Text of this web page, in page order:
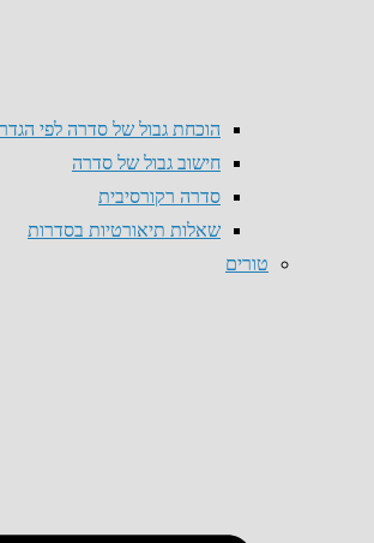
הוכחת גבול של סדרה לפי
חישוב גבול של סדרה
סדרה רקורסיבית
שאלות תיאורטיות בסדרות
טורים